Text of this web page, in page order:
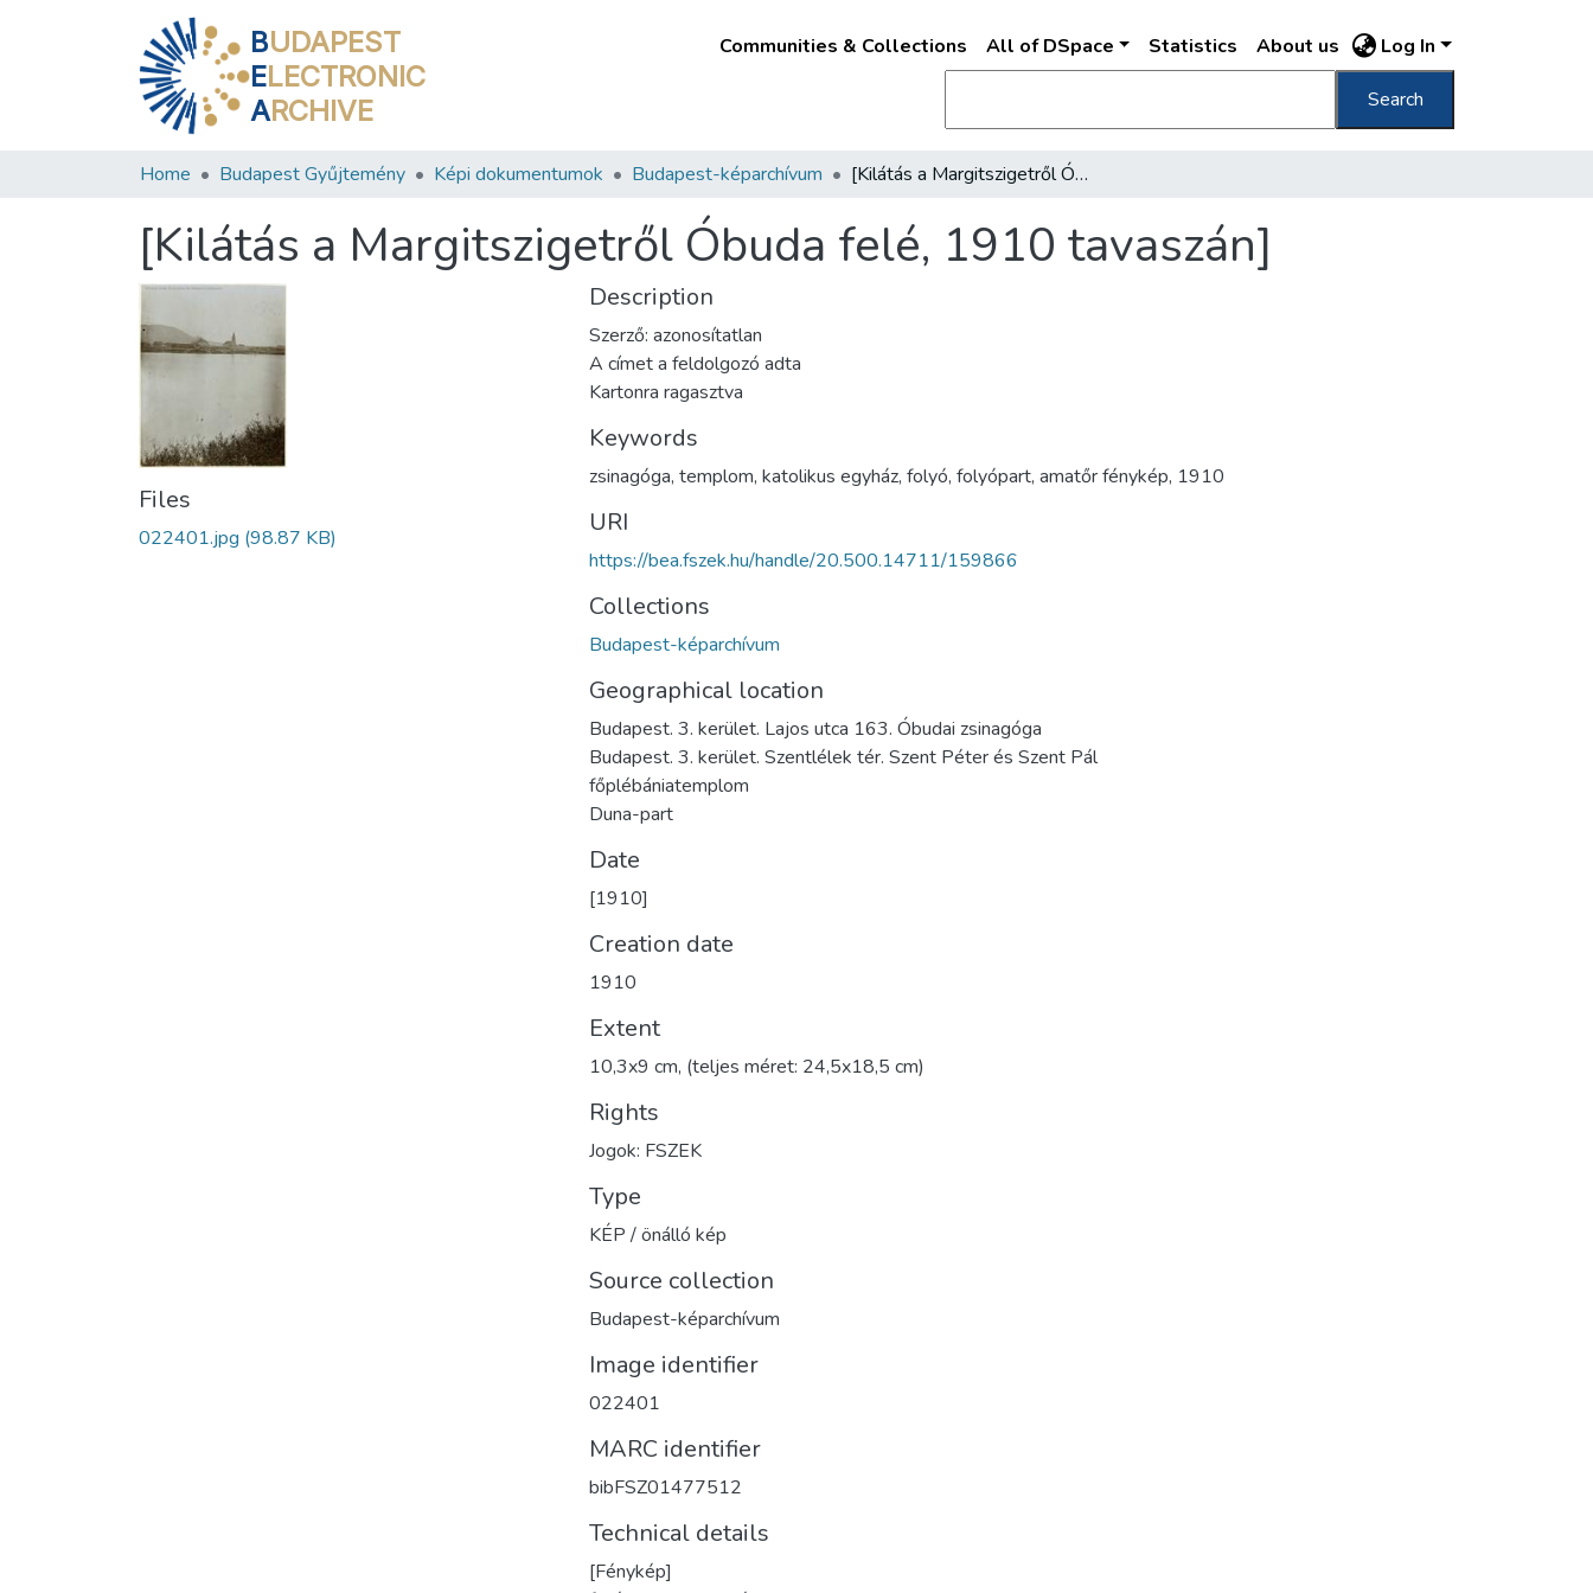
BUDAPEST
ELECTRONIC
ARCHIVE
Communities & Collections All of DSpace Statistics About us Log In
Search
Home Budapest Gyűjtemény Képi dokumentumok Budapest-képarchívum [Kilátás a Margitszigetről Óbuda felé, 1910 tavaszán]
[Kilátás a Margitszigetről Óbuda felé, 1910 tavaszán]
Files
022401.jpg (98.87 KB)
Description
Szerző: azonosítatlan
A címet a feldolgozó adta
Kartonra ragasztva
Keywords
zsinagóga, templom, katolikus egyház, folyó, folyópart, amatőr fénykép, 1910
URI
https://bea.fszek.hu/handle/20.500.14711/159866
Collections
Budapest-képarchívum
Geographical location
Budapest. 3. kerület. Lajos utca 163. Óbudai zsinagóga
Budapest. 3. kerület. Szentlélek tér. Szent Péter és Szent Pál
főplébániatemplom
Duna-part
Date
[1910]
Creation date
1910
Extent
10,3x9 cm, (teljes méret: 24,5x18,5 cm)
Rights
Jogok: FSZEK
Type
KÉP / önálló kép
Source collection
Budapest-képarchívum
Image identifier
022401
MARC identifier
bibFSZ01477512
Technical details
[Fénykép]